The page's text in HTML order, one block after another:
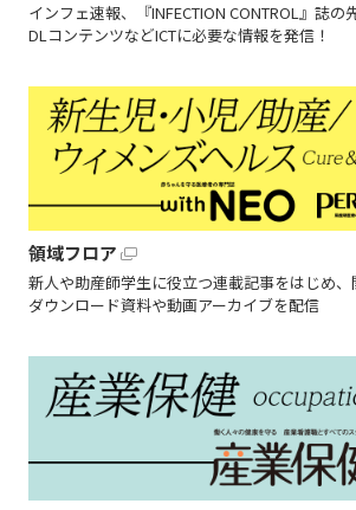
インフェ速報、『INFECTION CONTROL』誌の
DLコンテンツなどICTに必要な情報を発信！
領域フロア
新人や助産師学生に役立つ連載記事をはじめ、
ダウンロード資料や動画アーカイブを配信